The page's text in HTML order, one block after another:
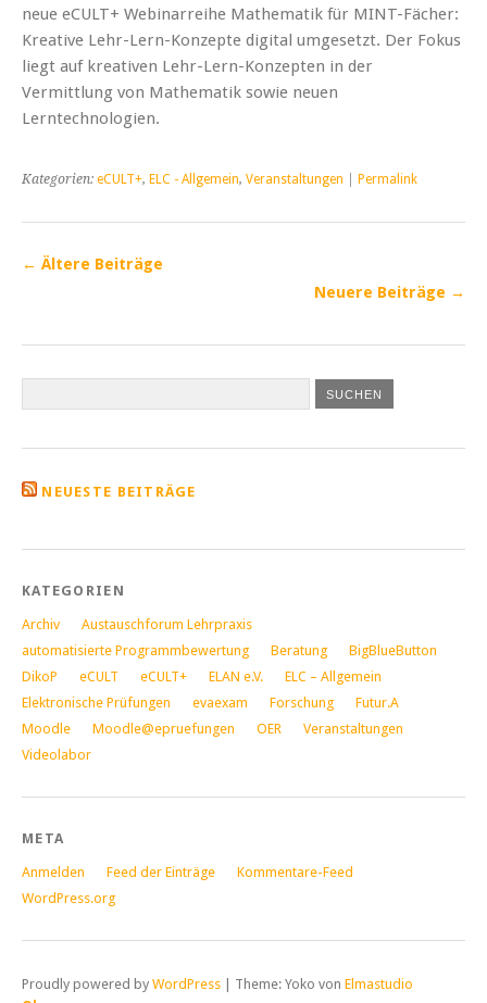
neue eCULT+ Webinarreihe Mathematik für MINT-Fächer:
Kreative Lehr-Lern-Konzepte digital umgesetzt. Der Fokus
liegt auf kreativen Lehr-Lern-Konzepten in der
Vermittlung von Mathematik sowie neuen
Lerntechnologien.
Kategorien: eCULT+, ELC - Allgemein, Veranstaltungen Permalink
← Ältere Beiträge
Neuere Beiträge →
NEUESTE BEITRÄGE
KATEGORIEN
Archiv
Austauschforum Lehrpraxis
automatisierte Programmbewertung
Beratung
BigBlueButton
DikoP
eCULT eCULT+ ELAN e.V.
ELC – Allgemein
Elektronische Prüfungen
evaexam Forschung
Futur.A
Moodle
Moodle@epruefungen OER
Veranstaltungen
Videolabor
META
Anmelden Feed der Einträge
Kommentare-Feed
WordPress.org
Proudly powered by WordPress | Theme: Yoko von Elmastudio